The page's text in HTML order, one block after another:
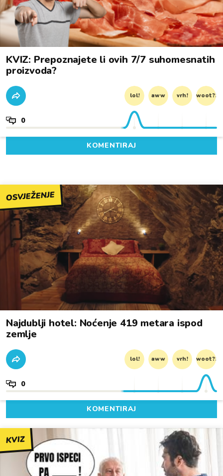
KVIZ: Prepoznajete li ovih 7/7 suhomesnatih
proizvoda?
lol! aww vrh! woot?!
0
KOMENTIRAJ
OSVJEŽENJE
Najdublji hotel: Noćenje 419 metara ispod
zemlje
lol! aww vrh! woot?!
0
KOMENTIRAJ
KVIZ